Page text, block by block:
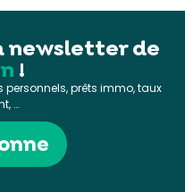
newsletter de
!
personnels, prêts immo, taux
…